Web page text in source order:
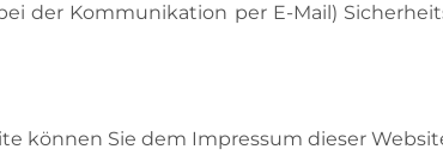
der Kommunikation per E-Mail)
können Sie dem Impressum dieser